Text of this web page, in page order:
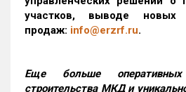
участков, выводе новых
продаж: info@erzrf.ru.
Еще больше
строительства МКД и